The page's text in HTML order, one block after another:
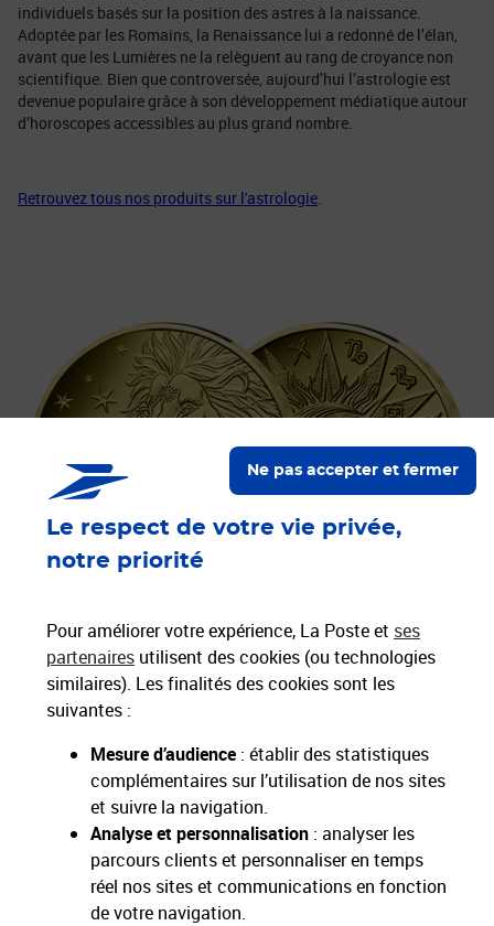
Le respect de votre vie privée,
notre priorité
Pour améliorer votre expérience, La Poste et ses
partenaires utilisent des cookies (ou technologies
similaires). Les finalités des cookies sont les
suivantes :
Mesure d’audience : établir des statistiques
complémentaires sur l’utilisation de nos sites
et suivre la navigation.
Analyse et personnalisation : analyser les
parcours clients et personnaliser en temps
réel nos sites et communications en fonction
de votre navigation.
Ne pas accepter et fermer
individuels basés sur la position des astres à la naissance.
Adoptée par les Romains, la Renaissance lui a redonné de l’élan,
avant que les Lumières ne la relèguent au rang de croyance non
scientifique. Bien que controversée, aujourd’hui l’astrologie est
devenue populaire grâce à son développement médiatique autour
d’horoscopes accessibles au plus grand nombre.
Retrouvez tous nos produits sur l'astrologie.
Nos Engagements
Proche de vous
Localiser un bureau de poste